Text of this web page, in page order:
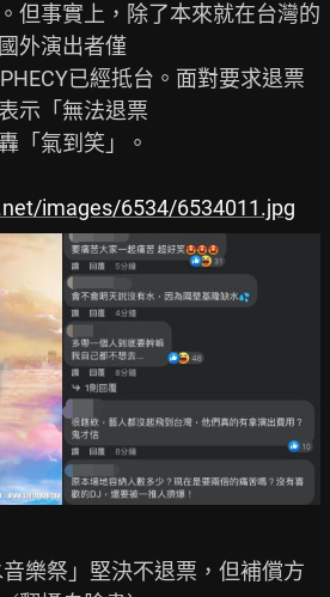
但事實上，除了本來就在台灣的
外演出者僅
已經抵台。面對要求退票
示「無法退票
「氣到笑」。
images/6534/6534011.jpg
樂祭」堅決不退票，但補償方